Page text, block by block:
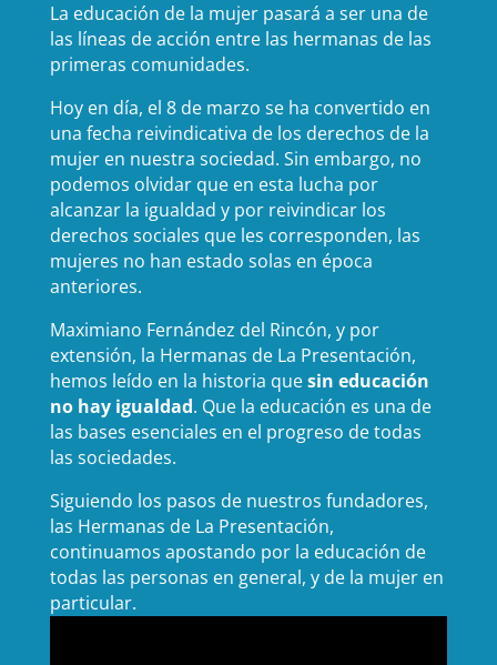
La educación de la mujer pasará a ser una de
las líneas de acción entre las hermanas de las
primeras comunidades.
Hoy en día, el 8 de marzo se ha convertido en
una fecha reivindicativa de los derechos de la
mujer en nuestra sociedad. Sin embargo, no
podemos olvidar que en esta lucha por
alcanzar la igualdad y por reivindicar los
derechos sociales que les corresponden, las
mujeres no han estado solas en época
anteriores.
Maximiano Fernández del Rincón, y por
extensión, la Hermanas de La Presentación,
hemos leído en la historia quesin educación
no hay igualdad. Que la educación es una de
las bases esenciales en el progreso de todas
las sociedades.
Siguiendo los pasos de nuestros fundadores,
las Hermanas de La Presentación,
continuamos apostando por la educación de
todas las personas en general, y de la mujer en
particular.